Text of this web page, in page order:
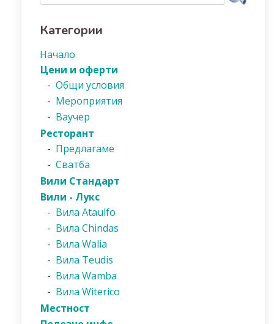
Категории
Начало
Цени и оферти
- Общи условия
- Мероприятия
- Ваучер
Ресторант
- Предлагаме
- Сватба
Вили Стандарт
Вили - Лукс
- Вила Ataulfo
- Вила Chindas
- Вила Walia
- Вила Teudis
- Вила Wamba
- Вила Witerico
Местност